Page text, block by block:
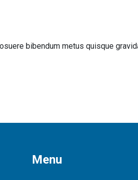
bibendum metus quisque
Menu